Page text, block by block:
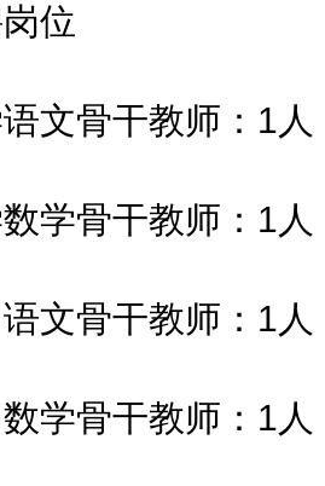
位
骨干教师：1人
骨干教师：1人
骨干教师：1人
骨干教师：1人